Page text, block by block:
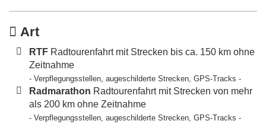
Art
RTF Radtourenfahrt mit Strecken bis ca. 150 km ohne
Zeitnahme
- Verpflegungsstellen, augeschilderte Strecken, GPS-Tracks -
Radmarathon Radtourenfahrt mit Strecken von mehr
als 200 km ohne Zeitnahme
- Verpflegungsstellen, augeschilderte Strecken, GPS-Tracks -